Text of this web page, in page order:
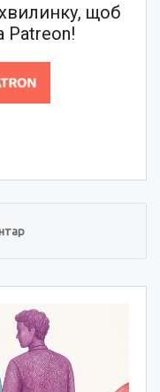
щоб
Patreon!